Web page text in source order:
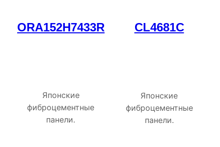
ORA152H7433R
Японские
фиброцементные
панели.
CL4681C
Японские
фиброцементные
панели.